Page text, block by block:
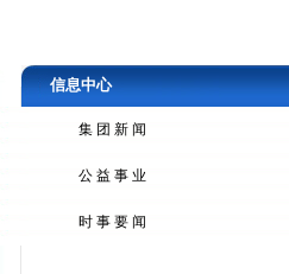
信息中心
集团新闻
公益事业
时事要闻